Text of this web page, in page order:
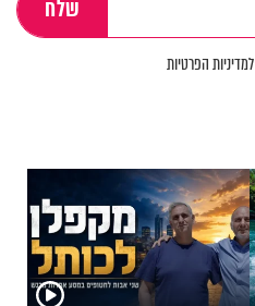
למדיניות הפרטיות